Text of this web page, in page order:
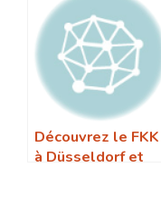
Découvrez le FKK
à Düsseldorf et